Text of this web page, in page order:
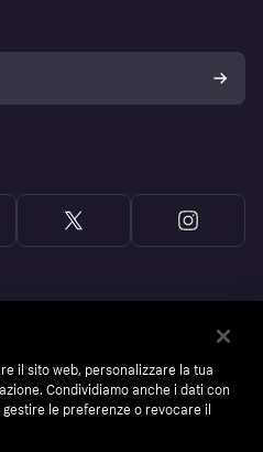
il sito web, personalizzare la tua
Condividiamo anche i dati con
le preferenze o revocare il